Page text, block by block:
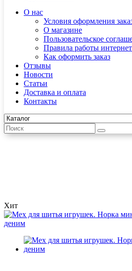
О нас
Условия оформления
О магазине
Пользовательское
Правила работы
Как оформить заказ
Отзывы
Новости
Статьи
Доставка и оплата
Контакты
Хит